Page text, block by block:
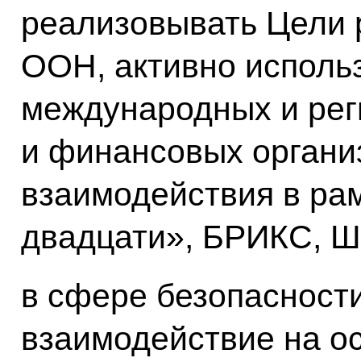
реализовывать Цели
ООН, активно
международных и
и финансовых
взаимодействия в
двадцати», БРИКС,
в сфере
взаимодействие на